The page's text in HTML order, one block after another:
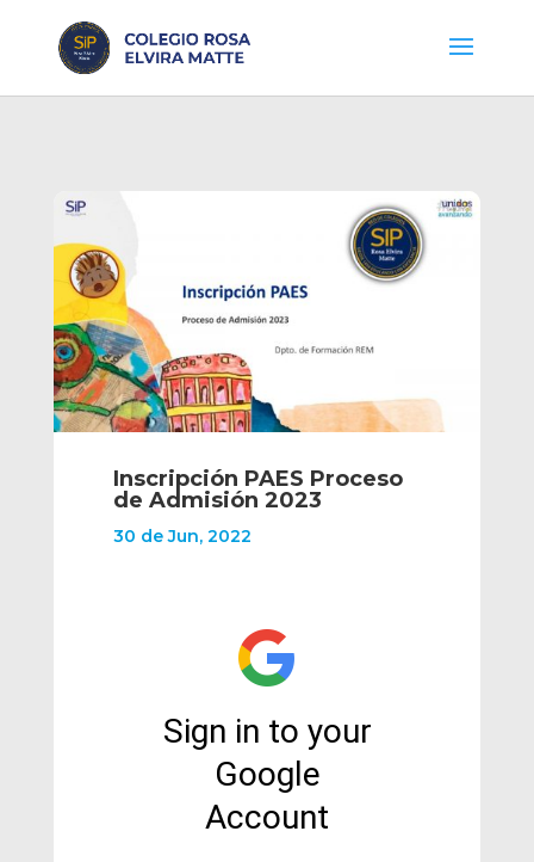
Inscripción PAES Proceso
de Admisión 2023
30 de Jun, 2022